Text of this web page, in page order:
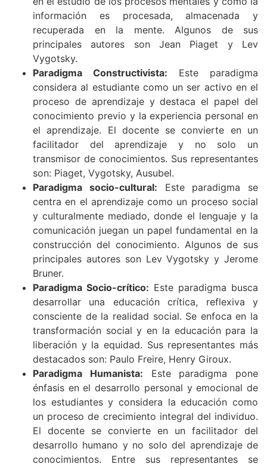
información es procesada, almacenada y
recuperada en la mente. Algunos de sus
principales autores son Jean Piaget y Lev
Vygotsky.
Paradigma Constructivista: Este paradigma
considera al estudiante como un ser activo en el
proceso de aprendizaje y destaca el papel del
conocimiento previo y la experiencia personal en
el aprendizaje. El docente se convierte en un
facilitador del aprendizaje y no solo un
transmisor de conocimientos. Sus representantes
son: Piaget, Vygotsky, Ausubel.
Paradigma socio-cultural: Este paradigma se
centra en el aprendizaje como un proceso social
y culturalmente mediado, donde el lenguaje y la
comunicación juegan un papel fundamental en la
construcción del conocimiento. Algunos de sus
principales autores son Lev Vygotsky y Jerome
Bruner.
Paradigma Socio-crítico: Este paradigma busca
desarrollar una educación crítica, reflexiva y
consciente de la realidad social. Se enfoca en la
transformación social y en la educación para la
liberación y la equidad. Sus representantes más
destacados son: Paulo Freire, Henry Giroux.
Paradigma Humanista: Este paradigma pone
énfasis en el desarrollo personal y emocional de
los estudiantes y considera la educación como
un proceso de crecimiento integral del individuo.
El docente se convierte en un facilitador del
desarrollo humano y no solo del aprendizaje de
conocimientos. Entre sus representantes se